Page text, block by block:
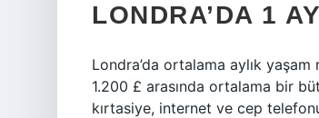
LONDRA’DA 1
Londra’da ortalama aylık
1.200 £ arasında ortalama bir
kırtasiye, internet ve cep